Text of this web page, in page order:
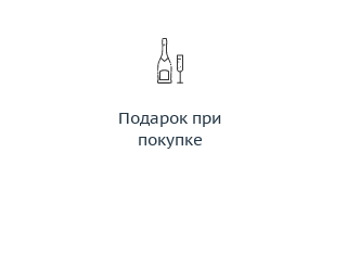
Подарок при
покупке